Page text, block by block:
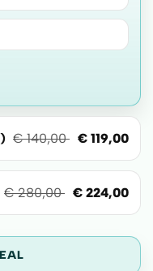
€140,00 € 119,00
€280,00 € 224,00